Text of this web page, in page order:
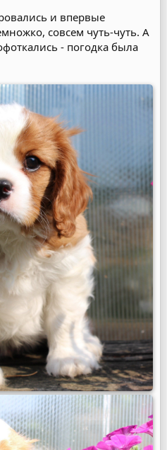
и впервые
совсем чуть-чуть. А
- погодка была